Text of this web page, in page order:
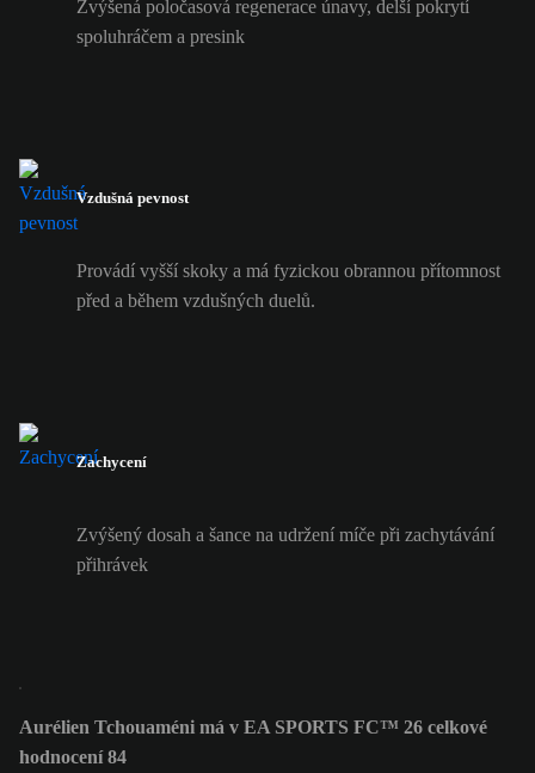
Zvýšená poločasová regenerace únavy, delší pokrytí
spoluhráčem a presink
Vzdušná pevnost
Provádí vyšší skoky a má fyzickou obrannou přítomnost
před a během vzdušných duelů.
Zachycení
Zvýšený dosah a šance na udržení míče při zachytávání
přihrávek
Aurélien Tchouaméni má v EA SPORTS FC™ 26 celkové
hodnocení 84